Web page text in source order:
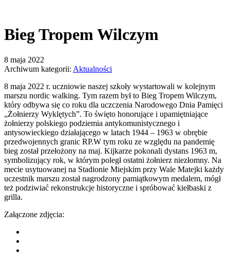
Bieg Tropem Wilczym
8 maja 2022
Archiwum kategorii: Aktualności
8 maja 2022 r. uczniowie naszej szkoły wystartowali w kolejnym
marszu nordic walking. Tym razem był to Bieg Tropem Wilczym,
który odbywa się co roku dla uczczenia Narodowego Dnia Pamięci
„Żołnierzy Wyklętych”. To święto honorujące i upamiętniające
żołnierzy polskiego podziemia antykomunistycznego i
antysowieckiego działającego w latach 1944 – 1963 w obrębie
przedwojennych granic RP.W tym roku ze względu na pandemię
bieg został przełożony na maj. Kijkarze pokonali dystans 1963 m,
symbolizujący rok, w którym poległ ostatni żołnierz niezłomny. Na
mecie usytuowanej na Stadionie Miejskim przy Wale Matejki każdy
uczestnik marszu został nagrodzony pamiątkowym medalem, mógł
też podziwiać rekonstrukcje historyczne i spróbować kiełbaski z
grilla.
Załączone zdjęcia: